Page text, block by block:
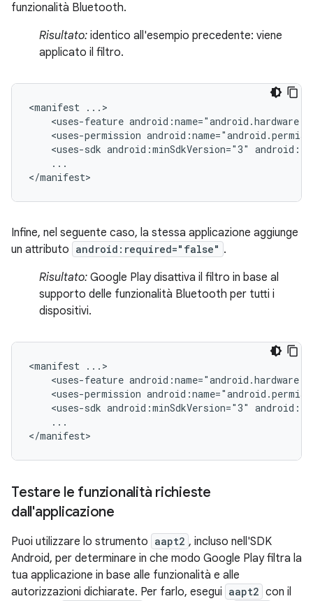
funzionalità Bluetooth.
Risultato: identico all'esempio precedente: viene
applicato il filtro.
<manifest
<uses-feature
<uses-permission
<uses-sdk android:minSdkVersion="3"
...
</manifest>
Infine, nel seguente caso, la stessa applicazione aggiunge
un attributo android:required="false" .
Risultato: Google Play disattiva il filtro in base al
supporto delle funzionalità Bluetooth per tutti i
dispositivi.
<manifest
<uses-feature
<uses-permission
<uses-sdk android:minSdkVersion="3"
...
</manifest>
Testare le funzionalità richieste
dall'applicazione
Puoi utilizzare lo strumento aapt2 , incluso nell'SDK
Android, per determinare in che modo Google Play filtra la
tua applicazione in base alle funzionalità e alle
autorizzazioni dichiarate. Per farlo, esegui aapt2 con il